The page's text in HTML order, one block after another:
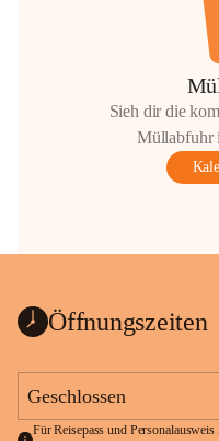
Sieh dir die
Müllabfuhr
Öffnungszeiten
Geschlossen
Für Reisepass und